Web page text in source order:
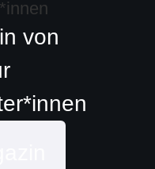
von